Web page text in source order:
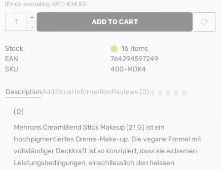
(Price excluding VAT): €14,83
Quantity+
-
ADD TO CART
Stock: 16 Items
EAN
764294597249
SKU
400-MDK4
DescriptionAdditional InformationReviews (0)
(D)
Mehrons CreamBlend Stick Makeup (21 G) ist ein
hochpigmentiertes Creme-Make-up. Die vegane Formel mit
vollständiger Deckkraft ist so konzipiert, dass sie extremen
Leistungsbedingungen, einschliesslich den heissen